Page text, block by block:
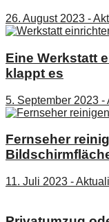
26. August 2023 -
Eine Werkstatt
klappt es
5. September 2023
Fernseher
11. Juli 2023 -